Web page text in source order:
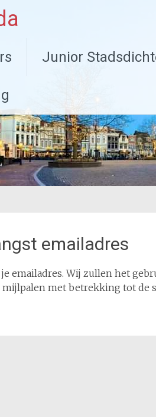
Junior
emailadres
emailadres. Wij zullen het
met betrekking tot de